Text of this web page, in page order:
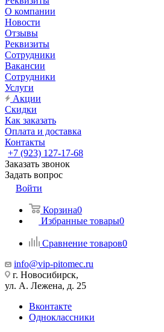
О компании
Новости
Отзывы
Реквизиты
Сотрудники
Вакансии
Сотрудники
Услуги
Акции
Скидки
Как заказать
Оплата и доставка
Контакты
+7 (923) 127-17-68
Заказать звонок
Задать вопрос
Войти
Корзина0
Избранные товары0
Сравнение товаров0
info@vip-pitomec.ru
г. Новосибирск,
ул. А. Лежена, д. 25
Вконтакте
Одноклассники